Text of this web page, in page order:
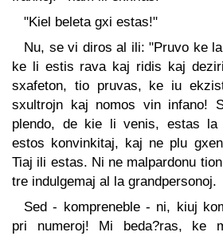
"Kiel beleta gxi estas!"
Nu, se vi diros al ili: "Pruvo ke
ke li estis rava kaj ridis kaj
sxafeton, tio pruvas, ke iu
sxultrojn kaj nomos vin infano!
plendo, de kie li venis, estas la
estos konvinkitaj, kaj ne plu
Tiaj ili estas. Ni ne malpardonu
tre indulgemaj al la grandpersonoj.
Sed - kompreneble - ni, kiuj
pri numeroj! Mi beda?ras, ke